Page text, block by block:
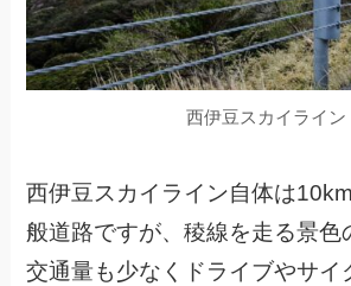
西伊豆スカイライン
西伊豆スカイライン自体は
般道路ですが、稜線を走る景色
交通量も少なくドライブやサイ